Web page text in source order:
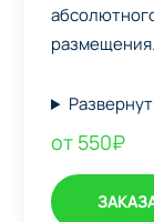
размещения.
от 550₽